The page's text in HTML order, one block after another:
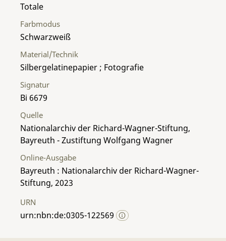
Material/Technik
Silbergelatinepapier ; Fotografie
Totale
Farbmodus
Schwarzweiß
Signatur
Bi 6679
Quelle
Nationalarchiv der Richard-Wagner-Stiftung,
Bayreuth - Zustiftung Wolfgang Wagner
Online-Ausgabe
Bayreuth : Nationalarchiv der Richard-Wagner-
Stiftung, 2023
URN
urn:nbn:de:0305-122569